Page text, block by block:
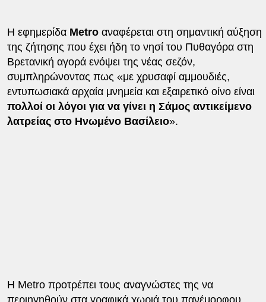
Η εφημερίδα Metroαναφέρεται στη σημαντική αύξηση
της ζήτησης που έχει ήδη το νησί του Πυθαγόρα στη
Βρετανική αγορά ενόψει της νέας σεζόν,
συμπληρώνοντας πως «με χρυσαφί αμμουδιές,
εντυπωσιακά αρχαία μνημεία και εξαιρετικό οίνο είναι
πολλοί οι λόγοι για να γίνει η Σάμος αντικείμενο
λατρείας στο Ηνωμένο Βασίλειο».
Η Metro προτρέπει τους αναγνώστες της να
περιηγηθούν στα γραφικά χωριά του πανέμορφου